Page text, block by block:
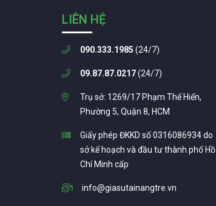
LIÊN HỆ
090.333.1985 (24/7)
09.87.87.0217(24/7)
Trụ sở: 1269/17 Phạm Thế Hiển,
Phường 5, Quận 8, HCM
Giấy phép ĐKKD số 0316086934 do
sở kế hoạch và đầu tư thành phố Hồ
Chí Minh cấp
info@giasutainangtre.vn